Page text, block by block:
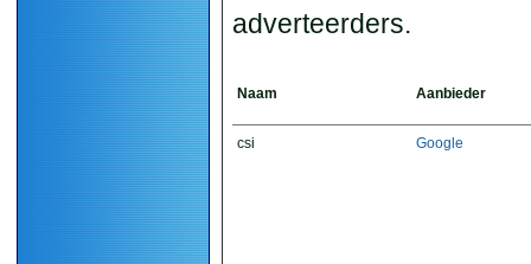
adverteerders.
Naam Aanbieder
csi Google